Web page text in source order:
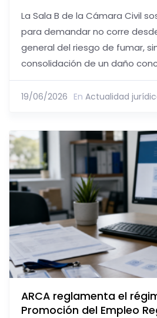
La Sala B de la Cámara Civil
para demandar no corre
general del riesgo de fumar,
consolidación de un daño
19/06/2026 En Actualidad
ARCA reglamenta el
Promoción del Empleo